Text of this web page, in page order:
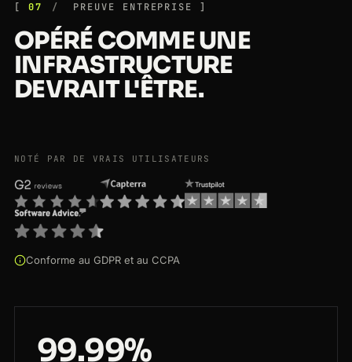
07 PREUVE ENTREPRISE
OPÉRÉ COMME UNE
INFRASTRUCTURE
DEVRAIT L'ÊTRE.
NOTÉ PAR DE VRAIS UTILISATEURS
Conforme au GDPR et au CCPA
99.99%